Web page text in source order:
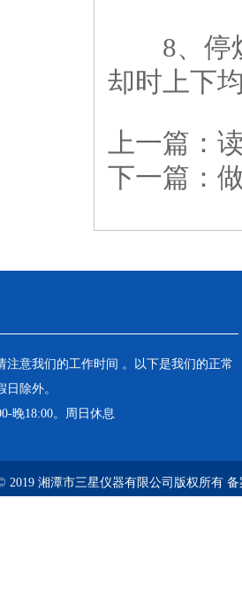
8、停炉
却时上下
上一篇：
下一篇：
注意我们的工作时间 。以下是我们的正常
除外。
晚18:00。周日休息
2019 湘潭市三星仪器有限公司版权所有 备